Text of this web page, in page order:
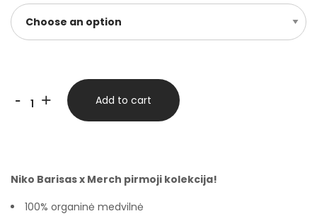
- + Add to cart
Niko Barisas x Merch pirmoji kolekcija!
100% organinė medvilnė